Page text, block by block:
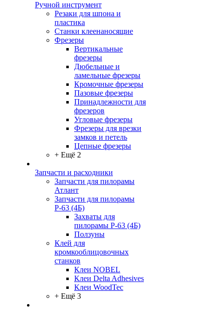
Ручной инструмент
Резаки для шпона и
пластика
Станки клеенаносящие
Фрезеры
Вертикальные
фрезеры
Дюбельные и
ламельные фрезеры
Кромочные фрезеры
Пазовые фрезеры
Принадлежности для
фрезеров
Угловые фрезеры
Фрезеры для врезки
замков и петель
Цепные фрезеры
+ Ещё 2
Запчасти и расходники
Запчасти для пилорамы
Атлант
Запчасти для пилорамы
Р-63 (4Б)
Захваты для
пилорамы Р-63 (4Б)
Ползуны
Клей для
кромкооблицовочных
станков
Клеи NOBEL
Клеи Delta Adhesives
Клеи WoodTec
+ Ещё 3